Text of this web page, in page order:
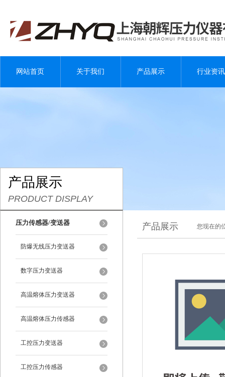
网站首页 关于我们 产品展示 行业资讯
产品展示
PRODUCT DISPLAY
压力传感器/变送器
防爆无线压力变送器
数字压力变送器
高温熔体压力变送器
高温熔体压力传感器
工控压力变送器
工控压力传感器
产品展示 您现在的